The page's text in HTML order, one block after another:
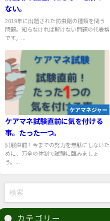
ない。
2019年に出題された防虫剤の種類を問う
問題。知らなければ解けない問題の代表格
です。...
ケアマネジャー
ケアマネ試験直前に気を付ける
事。たった一つ。
試験直前！今までの努力を無駄にしないた
めに、万全の体制で試験に臨みましょ
う。...
カテゴリー